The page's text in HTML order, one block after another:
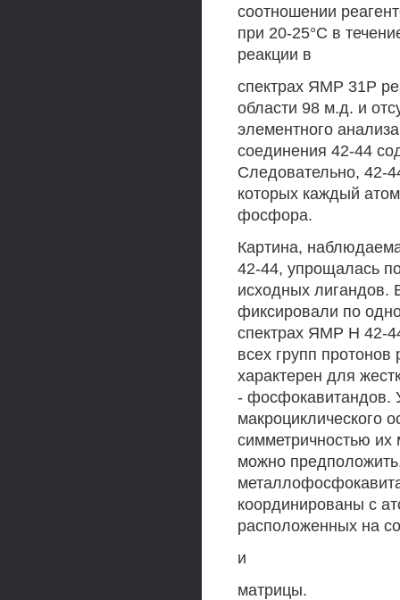
соотношении
при 20-25°С в
реакции в
спектрах ЯМР 31Р
области 98 м.д. и
элементного
соединения 42-44
Следовательно, 42-
которых каждый
фосфора.
Картина,
42-44, упрощалась
исходных лигандов.
фиксировали по
спектрах ЯМР Н 42-
всех групп
характерен для
- фосфокавитандов.
макроциклического
симметричностью
можно
координированы с
расположенных на
и
матрицы.